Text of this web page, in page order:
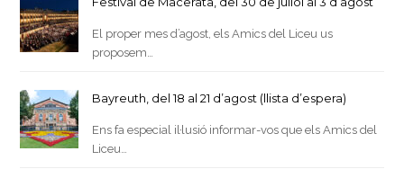
El proper mes d’agost, els Amics del Liceu us
proposem…
Bayreuth, del 18 al 21 d’agost (llista d’espera)
Ens fa especial il·lusió informar-vos que els Amics del
Liceu…